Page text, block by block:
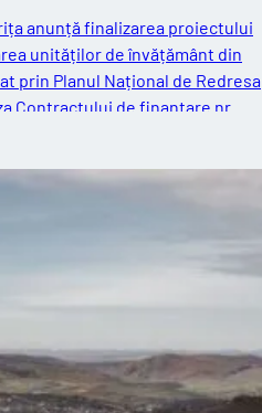
anunță finalizarea proiectului
unităților de învățământ din
prin Planul Național de
Contractului de finanțare nr.…